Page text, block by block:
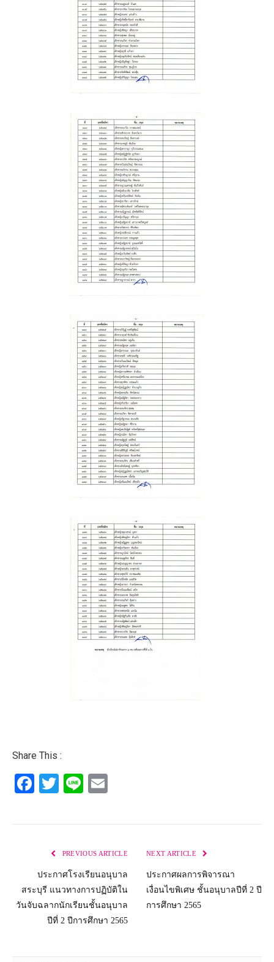
Share This :
Facebook
Twitter
Line
PREVIOUS ARTICLE
ประกาศโรงเรียนอนุบาล
สระบุรี แนวทางการปฏิบัติใน
วันจับฉลากนักเรียนชั้นอนุบาล
ปีที่ 2 ปีการศึกษา 2565
NEXT ARTICLE
ประกาศผลการพิจารณา
เงื่อนไขพิเศษ ชั้นอนุบาลปีที่ 2 ปี
การศึกษา 2565